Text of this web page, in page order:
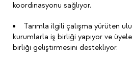
koordinasyonu sağlıyor.
Tarımla ilgili çalışma yürüten
kurumlarla iş birliği yapıyor ve
birliği geliştirmesini destekliyor.